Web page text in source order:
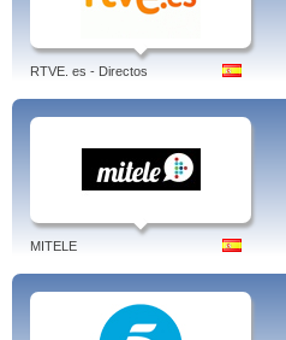
RTVE. es - Directos
MITELE